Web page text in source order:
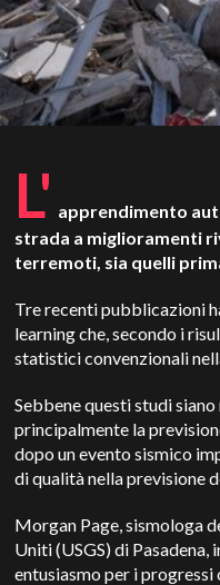
L' apprendimento
strada a miglioramenti
terremoti, sia quelli
Tre recenti pubblicazioni
learning che, secondo i
statistici convenzionali
Sebbene questi studi
principalmente la
dopo un evento sismico
di qualità nella previsione
Morgan Page, sismologa
Uniti (USGS) di Pasadena,
entusiasmo per i